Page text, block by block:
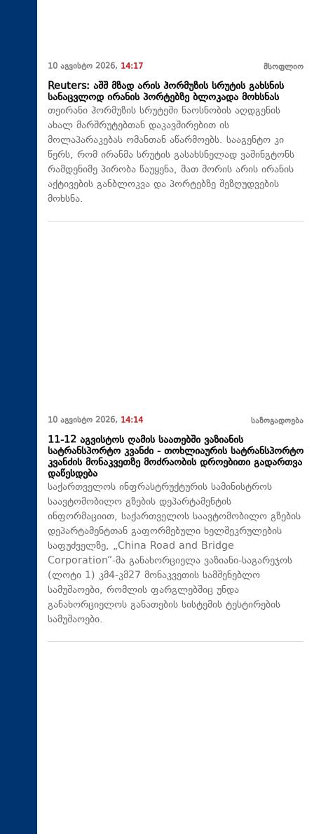
10 აგვისტო 2026, 14:17 მსოფლიო
Reuters: აშშ მზად არის ჰორმუზის სრუტის გახსნის
სანაცვლოდ ირანის პორტებზე ბლოკადა მოხსნას
თეირანი ჰორმუზის სრუტეში ნაოსნობის აღდგენის
ახალ მარშრუტებთან დაკავშირებით ის
მოლაპარაკებას ომანთან აწარმოებს. სააგენტო კი
წერს, რომ ირანმა სრუტის გასახსნელად ვაშინგტონს
რამდენიმე პირობა წაუყენა, მათ შორის არის ირანის
აქტივების განბლოკვა და პორტებზე შეზღუდვების
მოხსნა.
10 აგვისტო 2026, 14:14 საზოგადოება
11-12 აგვისტოს ღამის საათებში ვაზიანის
სატრანსპორტო კვანძი - თოხლიაურის სატრანსპორტო
კვანძის მონაკვეთზე მოძრაობის დროებითი გადართვა
დაწესდება
საქართველოს ინფრასტრუქტურის სამინისტროს
საავტომობილო გზების დეპარტამენტის
ინფორმაციით, საქართველოს საავტომობილო გზების
დეპარტამენტთან გაფორმებული ხელშეკრულების
საფუძველზე, „China Road and Bridge
Corporation“-მა განახორციელა ვაზიანი-საგარეჯოს
(ლოტი 1) კმ4-კმ27 მონაკვეთის სამშენებლო
სამუშაოები, რომლის ფარგლებშიც უნდა
განახორციელოს განათების სისტემის ტესტირების
სამუშაოები.